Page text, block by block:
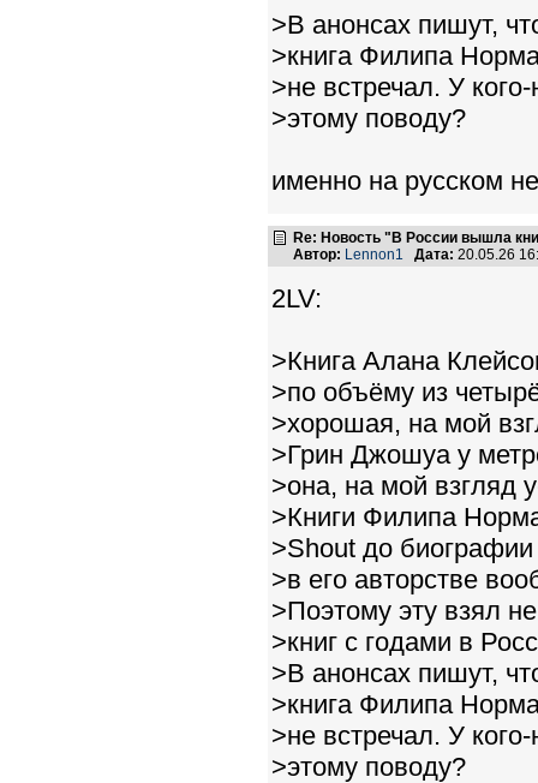
>В анонсах пишут,
>книга Филипа
>не встречал. У
>этому поводу?
именно на русском
Re: Новость "В России вышла
Автор: Lennon1 Дата: 20.05.26
2LV:
>Книга Алана
>по объёму из
>хорошая, на мой
>Грин Джошуа у
>она, на мой взгляд
>Книги Филипа
>Shout до
>в его авторстве
>Поэтому эту взял
>книг с годами в
>В анонсах пишут,
>книга Филипа
>не встречал. У
>этому поводу?